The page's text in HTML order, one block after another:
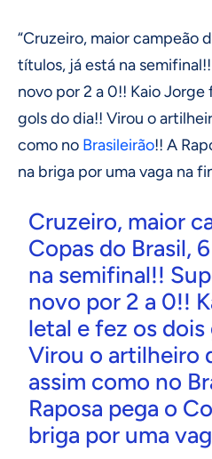
“Cruzeiro, maior campeão
títulos, já está na
novo por 2 a 0!! Kaio
gols do dia!! Virou o
como no Brasileirão!! A
na briga por uma vaga na
Cruzeiro, maior
Copas do Brasil,
na semifinal!!
novo por 2 a 0!!
letal e fez os
Virou o artilheiro
assim como no
Raposa pega o
briga por uma